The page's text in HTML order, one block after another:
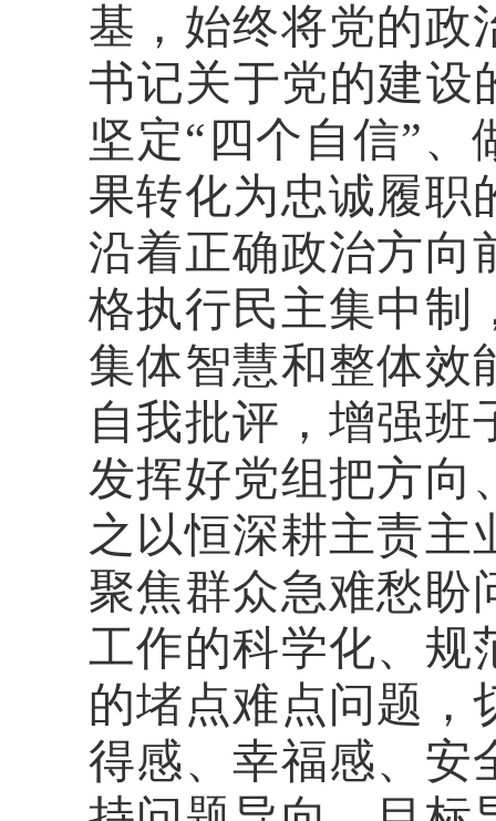
基 ， 始终将党的政
书记关于党的建设
坚定“四个自信”、
果转化为忠诚履职
沿着正确政治方向
格执行民主集中制
集体智慧和整体效
自我批评，增强班
发挥好党组把方向
之以恒深耕主责主
聚焦群众急难愁盼
工作的科学化、规
的堵点难点问题，
得感、幸福感、安